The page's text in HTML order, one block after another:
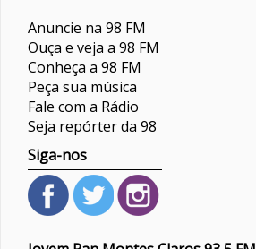
Anuncie na 98 FM
Ouça e veja a 98 FM
Conheça a 98 FM
Peça sua música
Fale com a Rádio
Seja repórter da 98
Siga-nos